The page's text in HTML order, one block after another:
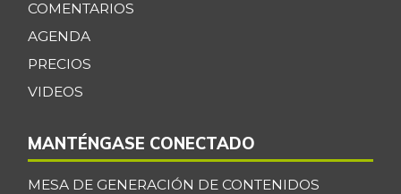
COMENTARIOS
AGENDA
PRECIOS
VIDEOS
MANTÉNGASE CONECTADO
MESA DE GENERACIÓN DE CONTENIDOS